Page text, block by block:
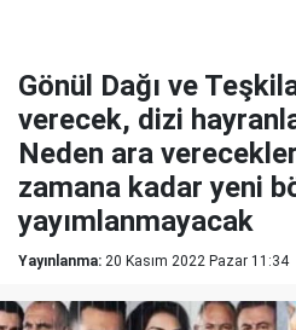
Gönül Dağı ve
verecek, dizi
Neden ara
zamana kadar yeni
yayımlanmayacak
Yayınlanma: 20 Kasım 2022 Pazar 11:34